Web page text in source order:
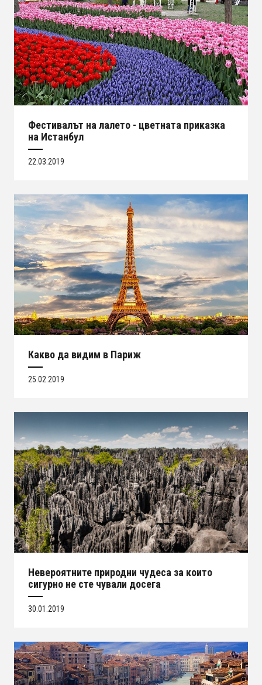
Фестивалът на лалето - цветната приказка
на Истанбул
22.03.2019
Какво да видим в Париж
25.02.2019
Невероятните природни чудеса за които
сигурно не сте чували досега
30.01.2019